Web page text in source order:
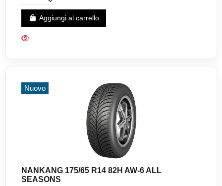
Aggiungi al carrello
Nuovo
NANKANG 175/65 R14 82H AW-6 ALL
SEASONS